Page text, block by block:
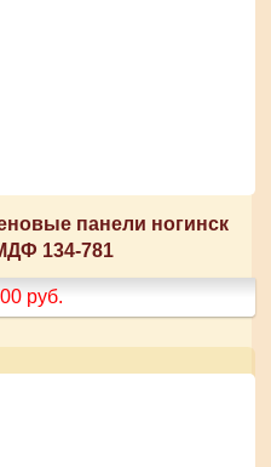
панели ногинск
134-781
руб.